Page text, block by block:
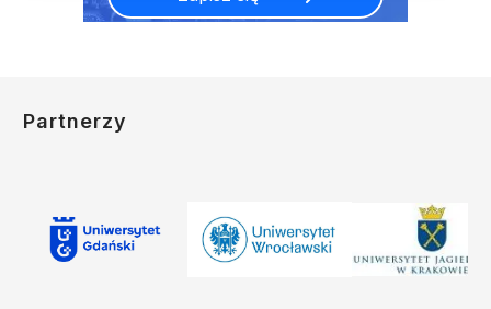
Partnerzy